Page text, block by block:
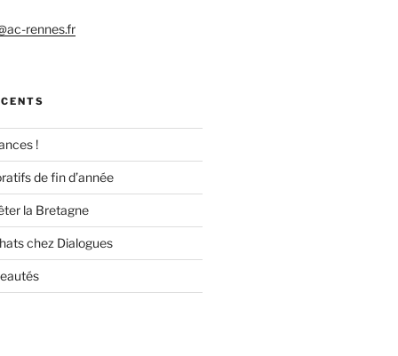
rennes.fr
!
de fin d’année
la Bretagne
chez Dialogues